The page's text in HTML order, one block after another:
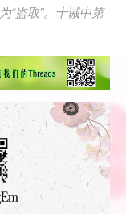
“盗取”。十诫中第